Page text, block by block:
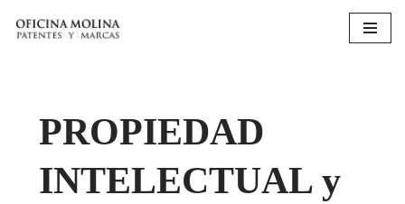
PROPIEDAD
INTELECTUAL y